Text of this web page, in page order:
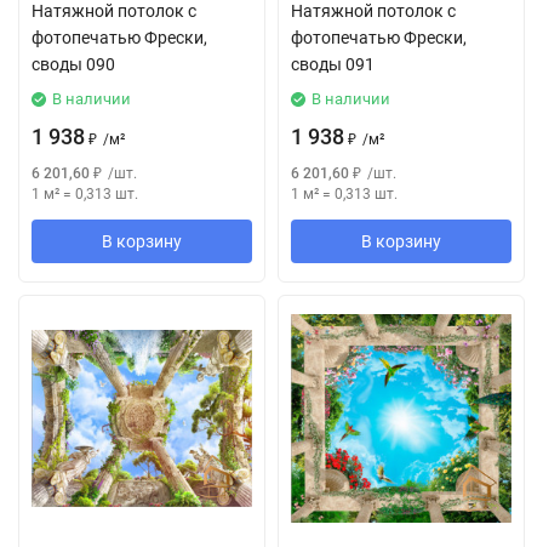
Натяжной потолок с
фотопечатью Фрески,
своды 090
В наличии
1 938 ₽ /м²
6 201,60 ₽ /шт.
1 м² = 0,313 шт.
В корзину
Натяжной потолок с
фотопечатью Фрески,
своды 091
В наличии
1 938 ₽ /м²
6 201,60 ₽ /шт.
1 м² = 0,313 шт.
В корзину